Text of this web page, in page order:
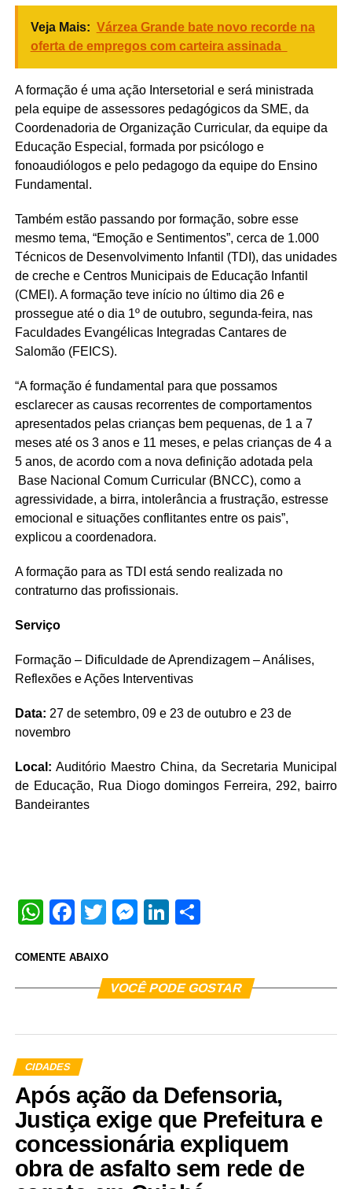
Veja Mais: Várzea Grande bate novo recorde na
oferta de empregos com carteira assinada
A formação é uma ação Intersetorial e será ministrada
pela equipe de assessores pedagógicos da SME, da
Coordenadoria de Organização Curricular, da equipe da
Educação Especial, formada por psicólogo e
fonoaudiólogos e pelo pedagogo da equipe do Ensino
Fundamental.
Também estão passando por formação, sobre esse
mesmo tema, “Emoção e Sentimentos”, cerca de 1.000
Técnicos de Desenvolvimento Infantil (TDI), das unidades
de creche e Centros Municipais de Educação Infantil
(CMEI). A formação teve início no último dia 26 e
prossegue até o dia 1º de outubro, segunda-feira, nas
Faculdades Evangélicas Integradas Cantares de
Salomão (FEICS).
“A formação é fundamental para que possamos
esclarecer as causas recorrentes de comportamentos
apresentados pelas crianças bem pequenas, de 1 a 7
meses até os 3 anos e 11 meses, e pelas crianças de 4 a
5 anos, de acordo com a nova definição adotada pela
Base Nacional Comum Curricular (BNCC), como a
agressividade, a birra, intolerância a frustração, estresse
emocional e situações conflitantes entre os pais”,
explicou a coordenadora.
A formação para as TDI está sendo realizada no
contraturno das profissionais.
Serviço
Formação – Dificuldade de Aprendizagem – Análises,
Reflexões e Ações Interventivas
Data: 27 de setembro, 09 e 23 de outubro e 23 de
novembro
Local: Auditório Maestro China, da Secretaria Municipal
de Educação, Rua Diogo domingos Ferreira, 292, bairro
Bandeirantes
WhatsApp
Facebook
TwitterMessenger
LinkedIn
COMENTE ABAIXO
VOCÊ PODE GOSTAR
CIDADES
Após ação da Defensoria,
Justiça exige que Prefeitura e
concessionária expliquem
obra de asfalto sem rede de